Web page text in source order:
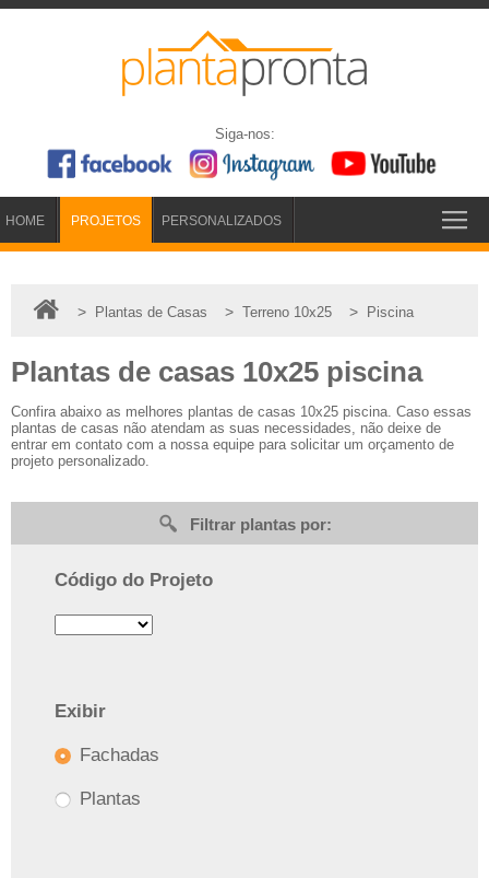
Siga-nos:
HOME PROJETOS PERSONALIZADOS
> Plantas de Casas > Terreno 10x25 > Piscina
Plantas de casas 10x25 piscina
Confira abaixo as melhores plantas de casas 10x25 piscina. Caso essas
plantas de casas não atendam as suas necessidades, não deixe de
entrar em contato com a nossa equipe para solicitar um orçamento de
projeto personalizado.
Filtrar plantas por:
Código do Projeto
Exibir
Fachadas
Plantas